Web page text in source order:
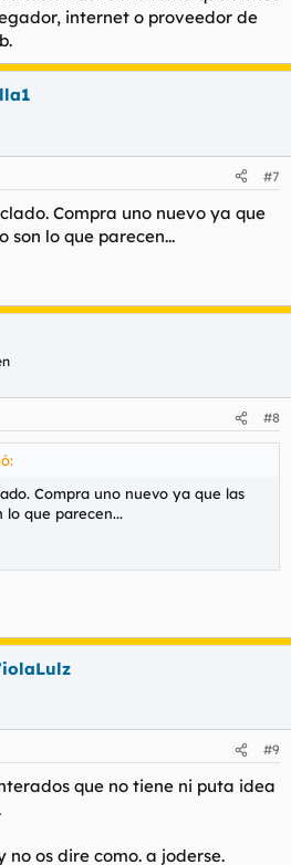
internet o proveedor de
#7
Compra uno nuevo ya que
son lo que parecen...
#8
Compra uno nuevo ya que las
lo que parecen...
#9
que no tiene ni puta idea
os dire como. a joderse.